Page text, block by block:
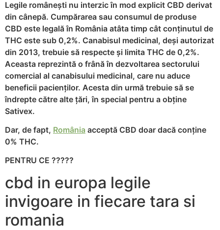
Legile românești nu interzic în mod explicit CBD derivat
din cânepă. Cumpărarea sau consumul de produse
CBD este legală în România atâta timp cât conținutul de
THC este sub 0,2%. Canabisul medicinal, deși autorizat
din 2013, trebuie să respecte și limita THC de 0,2%.
Aceasta reprezintă o frână în dezvoltarea sectorului
comercial al canabisului medicinal, care nu aduce
beneficii pacienților. Acesta din urmă trebuie să se
îndrepte către alte țări, în special pentru a obține
Sativex.
Dar, de fapt, România acceptă CBD doar dacă conține
0% THC.
PENTRU CE ?????
cbd in europa legile
invigoare in fiecare tara si
romania